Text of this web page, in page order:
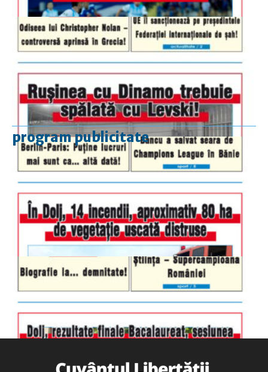
program publicitate
luni-vineri
9.00 - 17.00
duminică
9.00 - 12.00